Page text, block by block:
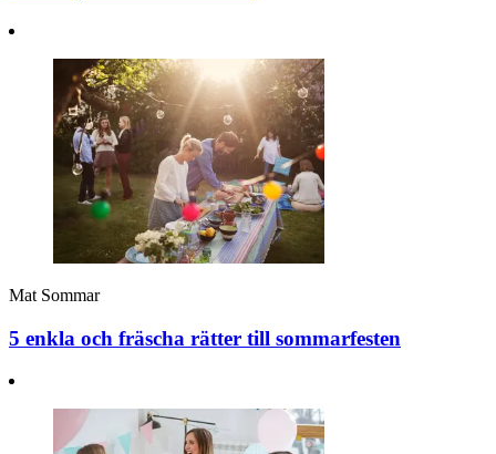
Mat Sommar
5 enkla och fräscha rätter till sommarfesten